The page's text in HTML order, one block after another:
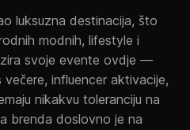
luksuzna destinacija, što
modnih, lifestyle i
svoje evente ovdje —
influencer aktivacije,
nikakvu toleranciju na
brenda doslovno je na